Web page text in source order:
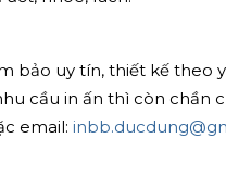
bảo uy tín, thiết kế theo
cầu in ấn thì còn chần
email: